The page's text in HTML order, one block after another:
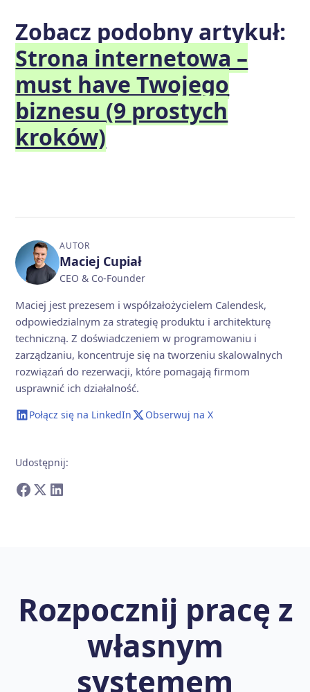
Zobacz podobny artykuł:
Strona internetowa –
must have Twojego
biznesu (9 prostych
kroków)
AUTOR
Maciej Cupiał
CEO & Co-Founder
Maciej jest prezesem i współzałożycielem Calendesk,
odpowiedzialnym za strategię produktu i architekturę
techniczną. Z doświadczeniem w programowaniu i
zarządzaniu, koncentruje się na tworzeniu skalowalnych
rozwiązań do rezerwacji, które pomagają firmom
usprawnić ich działalność.
Połącz się na LinkedIn Obserwuj na X
Udostępnij:
Rozpocznij pracę z
własnym
systemem